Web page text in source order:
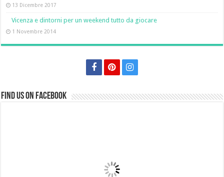
13 Dicembre 2017
Vicenza e dintorni per un weekend tutto da giocare
1 Novembre 2014
Find us on Facebook